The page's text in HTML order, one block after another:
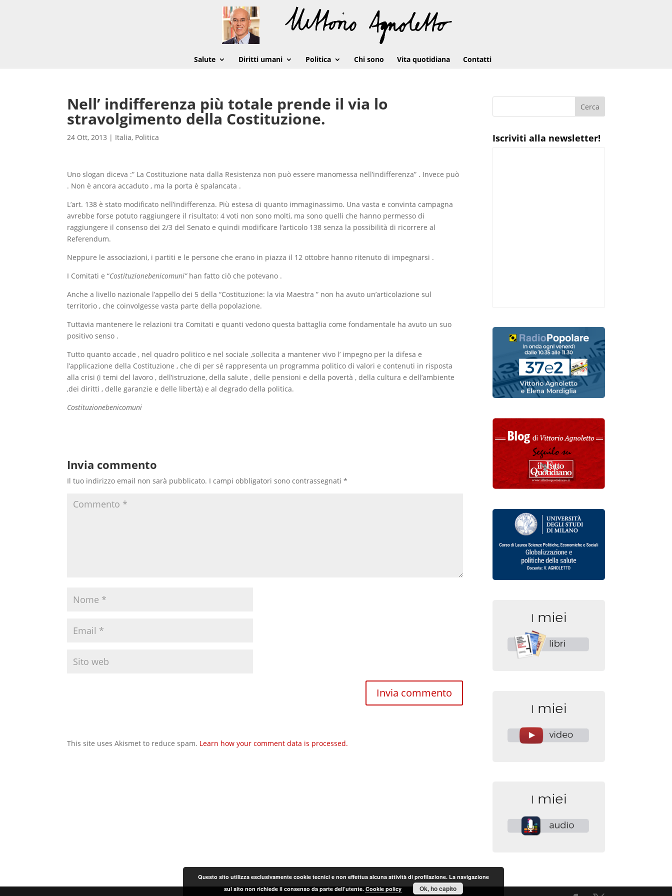
Salute Diritti umani Politica Chi sono Vita quotidiana Contatti
Nell’ indifferenza più totale prende il via lo
stravolgimento della Costituzione.
24 Ott, 2013 | Italia, Politica
Uno slogan diceva :” La Costituzione nata dalla Resistenza non può essere manomessa nell’indifferenza” . Invece può
. Non è ancora accaduto , ma la porta è spalancata .
L’art. 138 è stato modificato nell’indifferenza. Più estesa di quanto immaginassimo. Una vasta e convinta campagna
avrebbe forse potuto raggiungere il risultato: 4 voti non sono molti, ma sono quelli che hanno permesso di
raggiungere il consenso dei 2/3 del Senato e quindi modificare l’articolo 138 senza la possibilità di ricorrere al
Referendum.
Neppure le associazioni, i partiti e le persone che erano in piazza il 12 ottobre hanno ritenuto di impegnarsi .
I Comitati e “Costituzionebenicomuni” han fatto ciò che potevano .
Anche a livello nazionale l’appello dei 5 della “Costituzione: la via Maestra ” non ha avuto un’articolazione sul
territorio , che coinvolgesse vasta parte della popolazione.
Tuttavia mantenere le relazioni tra Comitati e quanti vedono questa battaglia come fondamentale ha avuto un suo
positivo senso .
Tutto quanto accade , nel quadro politico e nel sociale ,sollecita a mantener vivo l’ impegno per la difesa e
l’applicazione della Costituzione , che di per sé rappresenta un programma politico di valori e contenuti in risposta
alla crisi (i temi del lavoro , dell’istruzione, della salute , delle pensioni e della povertà , della cultura e dell’ambiente
,dei diritti , delle garanzie e delle libertà) e al degrado della politica.
Costituzionebenicomuni
Invia commento
Il tuo indirizzo email non sarà pubblicato. I campi obbligatori sono contrassegnati*
This site uses Akismet to reduce spam. Learn how your comment data is processed.
Iscriviti alla newsletter!
Questo sito utilizza esclusivamente cookie tecnici e non effettua alcuna attività di profilazione. La navigazione
sul sito non richiede il consenso da parte dell’utente.Cookie policy Ok, ho capito